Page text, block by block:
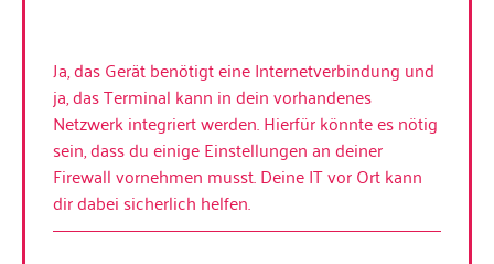
Ja, das Gerät benötigt eine Internetverbindung und
ja, das Terminal kann in dein vorhandenes
Netzwerk integriert werden. Hierfür könnte es nötig
sein, dass du einige Einstellungen an deiner
Firewall vornehmen musst. Deine IT vor Ort kann
dir dabei sicherlich helfen.